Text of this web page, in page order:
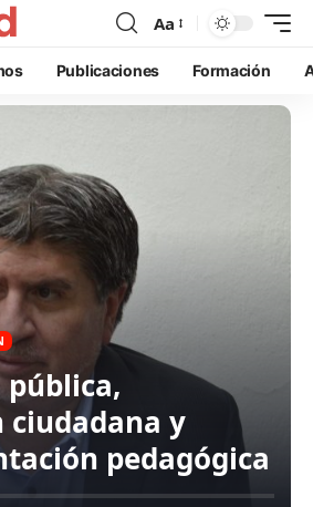
Aa
Publicaciones Formación
pública,
y
pedagógica